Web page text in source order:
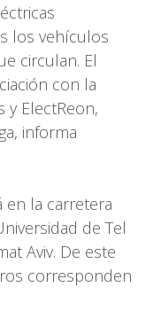
los vehículos
circulan. El
con la
y ElectReon,
informa
en la carretera
de Tel
Aviv. De este
corresponden